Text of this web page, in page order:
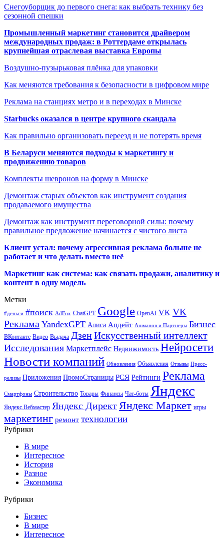
Снегоуборщик до первого снега: как выбрать технику без
сезонной спешки
Промышленный маркетинг становится драйвером
международных продаж: в Роттердаме открылась
крупнейшая отраслевая выставка Европы
Воздушно-пузырьковая плёнка для упаковки
Как меняются требования к безопасности в цифровом мире
Реклама на станциях метро и в переходах в Минске
Starbucks оказался в центре крупного скандала
Как правильно организовать переезд и не потерять время
В Беларуси меняются подходы к маркетингу и
продвижению товаров
Комплекты шевронов на форму в Минске
Демонтаж старых объектов как инструмент создания
продаваемого имущества
Демонтаж как инструмент переговорной силы: почему
правильное предложение начинается с чистого листа
Клиент устал: почему агрессивная реклама больше не
работает и что делать вместо неё
Маркетинг как система: как связать продажи, аналитику и
контент в одну модель
Метки
#деньги #поиск AdFox ChatGPT Google OpenAI VK VK
Реклама YandexGPT Алиса Апдейт Ашманов и Партнеры Бизнес
ВКонтакте Видео Выдача ДзенИскусственный интеллект
Исследования Маркетплейс Недвижимость Нейросети
Новости компаний Обновления Объявления Отзывы Пресс-
релизы Приложения ПромоСтраницы РСЯ Рейтинги Реклама
Смартфоны Строительство Товары Финансы Чат-боты Яндекс
Яндекс.Вебмастер Яндекс Директ Яндекс Маркет игры
маркетинг ремонт технологии
Рубрики
В мире
Интересное
История
Разное
Экономика
Рубрики
Бизнес
В мире
Интересное